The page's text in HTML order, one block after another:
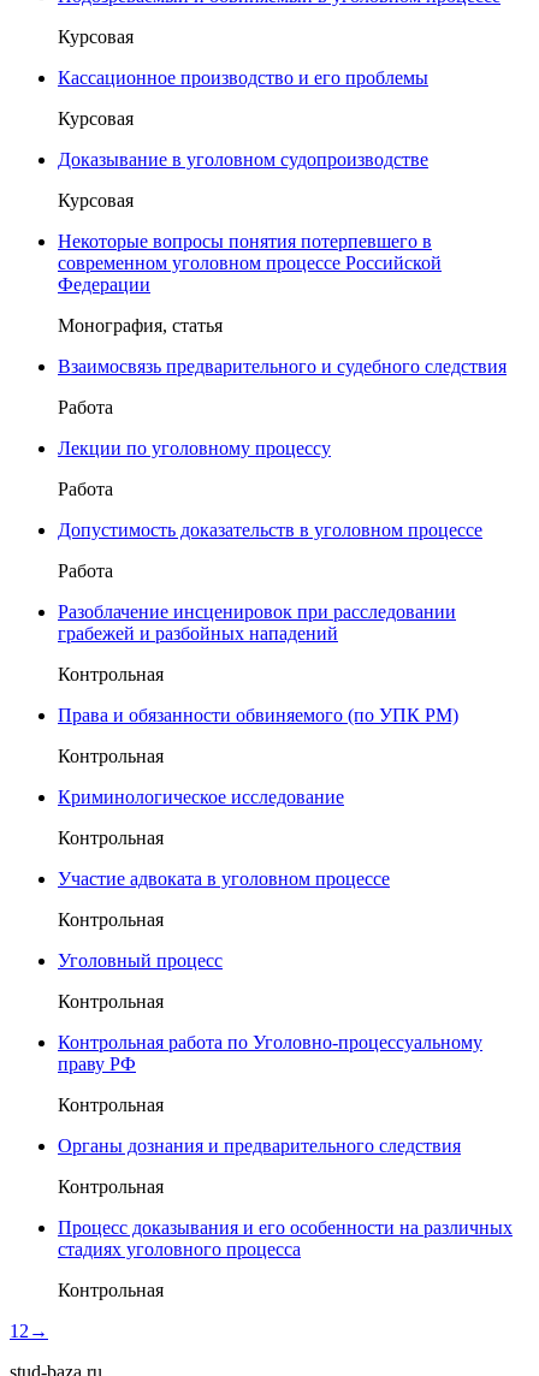
Курсовая
Кассационное производство и его проблемы
Курсовая
Доказывание в уголовном судопроизводстве
Курсовая
Некоторые вопросы понятия потерпевшего в
современном уголовном процессе Российской
Федерации
Монография, статья
Взаимосвязь предварительного и судебного следствия
Работа
Лекции по уголовному процессу
Работа
Допустимость доказательств в уголовном процессе
Работа
Разоблачение инсценировок при расследовании
грабежей и разбойных нападений
Контрольная
Права и обязанности обвиняемого (по УПК РМ)
Контрольная
Криминологическое исследование
Контрольная
Участие адвоката в уголовном процессе
Контрольная
Уголовный процесс
Контрольная
Контрольная работа по Уголовно-процессуальному
праву РФ
Контрольная
Органы дознания и предварительного следствия
Контрольная
Процесс доказывания и его особенности на различных
стадиях уголовного процесса
Контрольная
1 2 →
stud-baza.ru